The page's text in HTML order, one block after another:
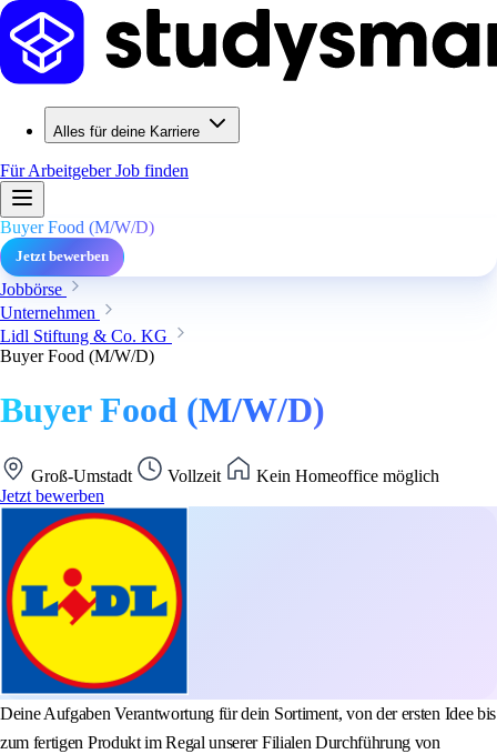
Alles für deine Karriere
Für ArbeitgeberJob finden
Buyer Food (M/W/D)
Jetzt bewerben
Jobbörse
Unternehmen
Lidl Stiftung & Co. KG
Buyer Food (M/W/D)
Buyer Food (M/W/D)
Groß-Umstadt Vollzeit
Kein Homeoffice möglich
Jetzt bewerben
Deine Aufgaben Verantwortung für dein Sortiment, von der ersten Idee bis
zum fertigen Produkt im Regal unserer Filialen Durchführung von